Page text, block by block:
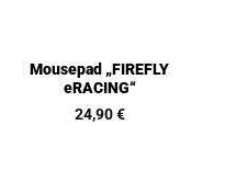
Mousepad „FIREFLY
eRACING“
24,90€